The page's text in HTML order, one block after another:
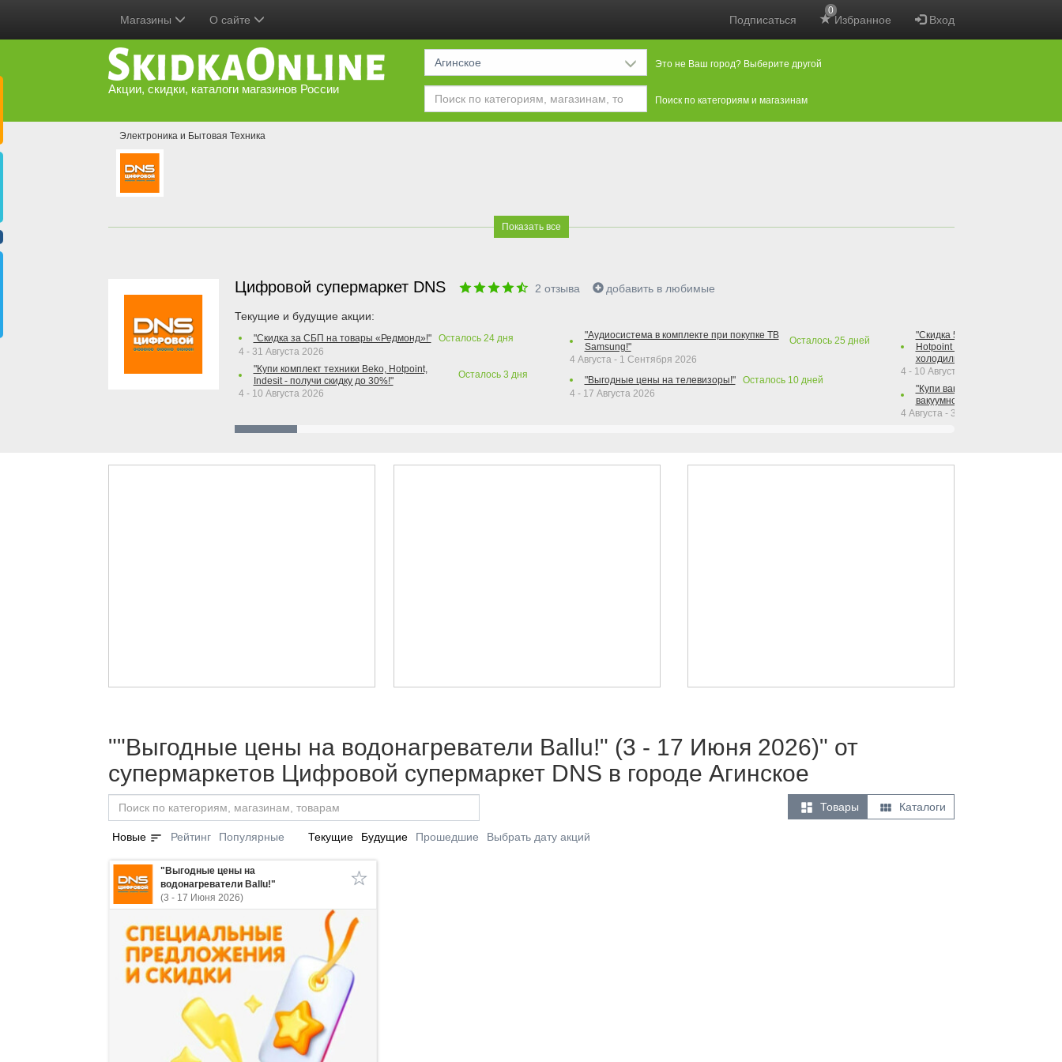
Подписаться Избранное
0
Вход
Магазины О сайте
Акции, скидки, каталоги магазинов России
Агинское Это не Ваш город? Выберите другой
Поиск по категориям и магазинам
Электроника и Бытовая Техника
Показать все
Цифровой супермаркет DNS 2 отзыва добавить в любимые
Текущие и будущие акции:
"Скидка за СБП на товары «Редмонд»!" Осталось 24дня
4 - 31 Августа 2026
"Купи комплект техники Beko, Hotpoint,
Indesit - получи скидку до 30%!"
Осталось 3 дня
4 - 10 Августа 2026
"Аудиосистема в комплекте при покупке ТВ
Samsung!"
Осталось 25 дней
4 Августа - 1 Сентября 2026
"Выгодные цены на телевизоры!"
Осталось 10дней
4 - 17 Августа 2026
"Скидка 50% на варочную
Hotpoint при покупке духового
холодильника Hotpoint!"
4 - 10 Августа 2026
"Купи вакуумный упаковщик +
вакуумного упаковщика =
4 Августа - 30 Сентября 2026
""Выгодные цены на водонагреватели Ballu!" (3 - 17 Июня 2026)" от
супермаркетов Цифровой супермаркет DNS в городе Агинское
 Товары  Каталоги
Новые sort Рейтинг Популярные Текущие Будущие Прошедшие Выбрать дату акций
"Выгодные цены на
водонагреватели Ballu!"
(3 - 17 Июня 2026)